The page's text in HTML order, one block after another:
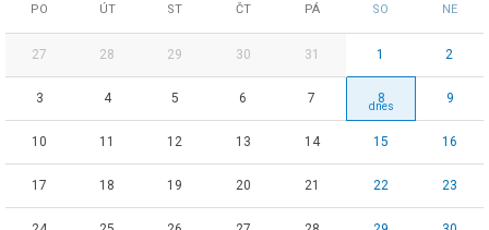
PO ÚT ST ČT PÁ SO NE
27 28 29 30 31 1 2
3 4 5 6 7 8 9
10 11 12 13 14 15 16
17 18 19 20 21 22 23